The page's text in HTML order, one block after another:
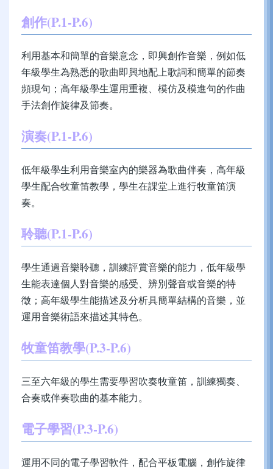
創作(P.1-P.6)
利用基本和簡單的音樂意念，即興創作音樂，例如低
年級學生為熟悉的歌曲即興地配上歌詞和簡單的節奏
頻現句；高年級學生運用重複、模仿及模進句的作曲
手法創作旋律及節奏。
演奏(P.1-P.6)
低年級學生利用音樂室內的樂器為歌曲伴奏，高年級
學生配合牧童笛教學，學生在課堂上進行牧童笛演
奏。
聆聽(P.1-P.6)
學生通過音樂聆聽，訓練評賞音樂的能力，低年級學
生能表達個人對音樂的感受、辨別聲音或音樂的特
徵；高年級學生能描述及分析具簡單結構的音樂，並
運用音樂術語來描述其特色。
牧童笛教學(P.3-P.6)
三至六年級的學生需要學習吹奏牧童笛，訓練獨奏、
合奏或伴奏歌曲的基本能力。
電子學習(P.3-P.6)
運用不同的電子學習軟件，配合平板電腦，創作旋律